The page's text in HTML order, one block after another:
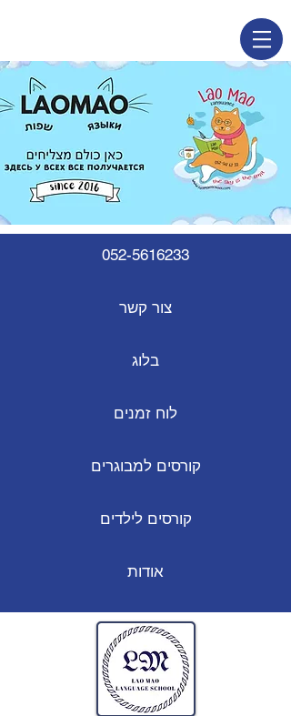
052-5616233
צור קשר
בלוג
לוח זמנים
קורסים למבוגרים
קורסים לילדים
אודות